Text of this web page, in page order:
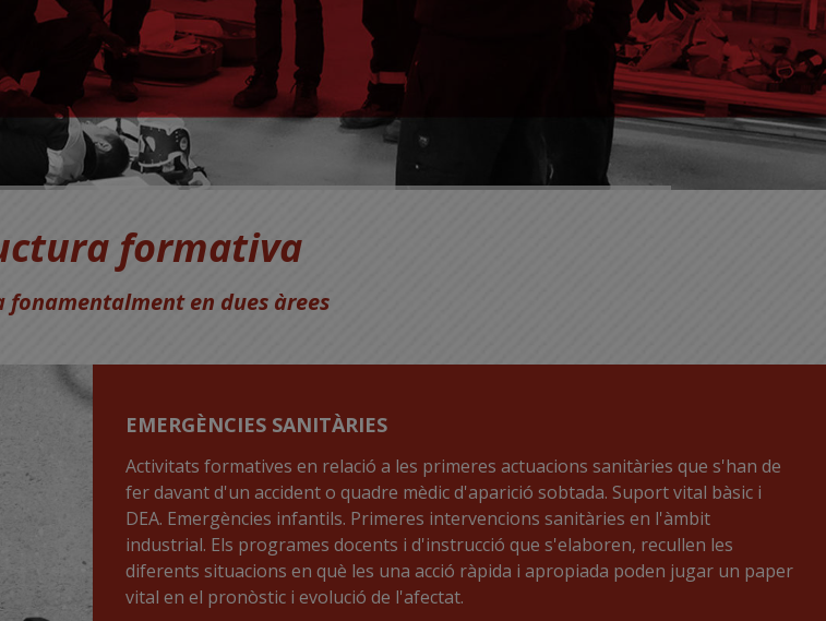
formativa
fonamentalment en dues àrees
EMERGÈNCIES SANITÀRIES
Activitats formatives en relació a les primeres actuacions sanitàries que s'han de
fer davant d'un accident o quadre mèdic d'aparició sobtada. Suport vital bàsic i
DEA. Emergències infantils. Primeres intervencions sanitàries en l'àmbit
industrial. Els programes docents i d'instrucció que s'elaboren, recullen les
diferents situacions en què les una acció ràpida i apropiada poden jugar un paper
vital en el pronòstic i evolució de l'afectat.